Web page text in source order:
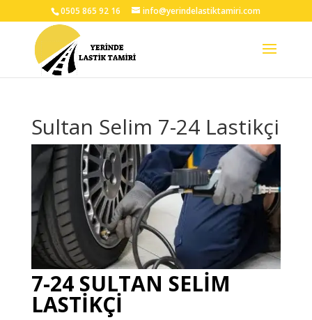
0505 865 92 16 info@yerindelastiktamiri.com
Sultan Selim 7-24 Lastikçi
7-24 SULTAN SELİM
LASTİKÇİ